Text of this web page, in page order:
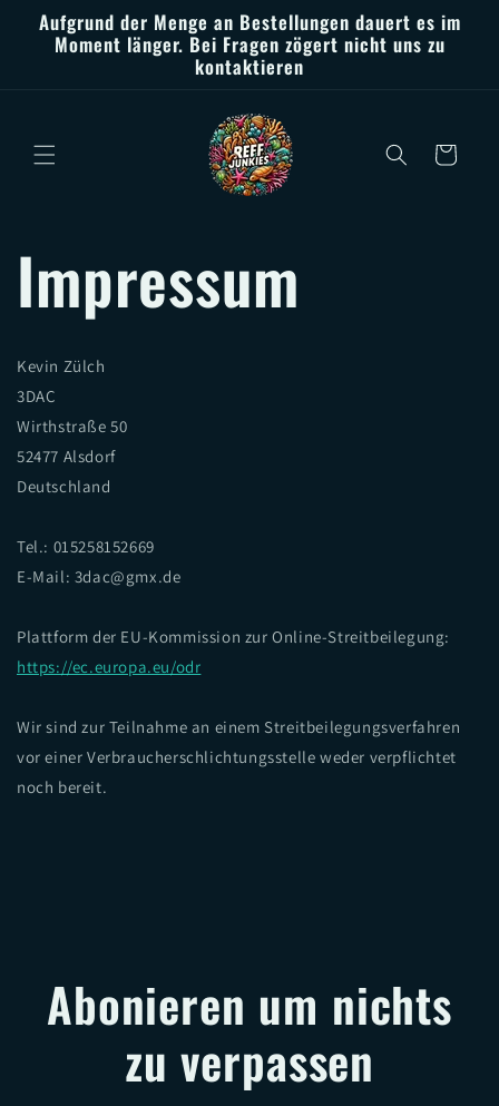
zum
Inhalt
Aufgrund der Menge an Bestellungen dauert es im
Moment länger. Bei Fragen zögert nicht uns zu
kontaktieren
Warenkorb
Impressum
Kevin Zülch
3DAC
Wirthstraße 50
52477 Alsdorf
Deutschland
Tel.: 015258152669
E-Mail: 3dac@gmx.de
Plattform der EU-Kommission zur Online-Streitbeilegung:
https://ec.europa.eu/odr
Wir sind zur Teilnahme an einem Streitbeilegungsverfahren
vor einer Verbraucherschlichtungsstelle weder verpflichtet
noch bereit.
Abonieren um nichts
zu verpassen